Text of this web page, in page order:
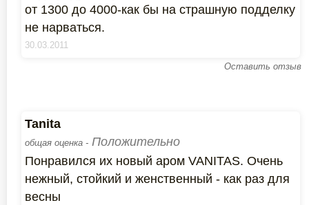
от 1300 до 4000-как бы на страшную подделку
не нарваться.
30.03.2011
Оставить отзыв
Tanita
общая оценка - Положительно
Понравился их новый аром VANITAS. Очень
нежный, стойкий и женственный - как раз для
весны